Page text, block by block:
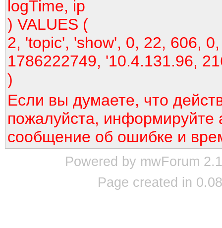
logTime, ip
) VALUES (
2, 'topic', 'show', 0, 22, 606,
1786222749, '10.4.131.96,
)
Если вы думаете, что
пожалуйста, информируйте
сообщение об ошибке и
Powered by mwForum
Page created in